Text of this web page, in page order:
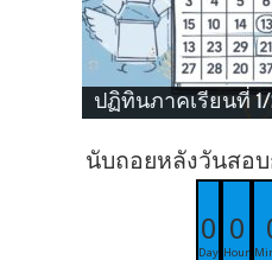
ปฏิทินภาคเรียนที่ 1/
นับถอยหลังวันสอ
0
Day
0
Hour